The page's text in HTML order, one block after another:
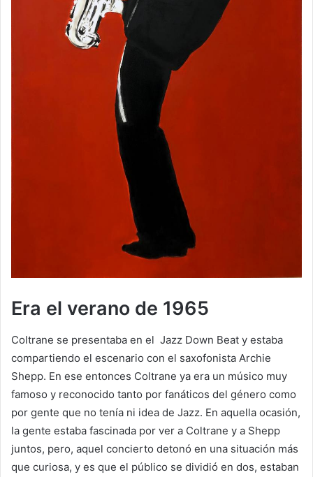
Era el verano de 1965
Coltrane se presentaba en el Jazz Down Beat y estaba
compartiendo el escenario con el saxofonista Archie
Shepp. En ese entonces Coltrane ya era un músico muy
famoso y reconocido tanto por fanáticos del género como
por gente que no tenía ni idea de Jazz. En aquella ocasión,
la gente estaba fascinada por ver a Coltrane y a Shepp
juntos, pero, aquel concierto detonó en una situación más
que curiosa, y es que el público se dividió en dos, estaban